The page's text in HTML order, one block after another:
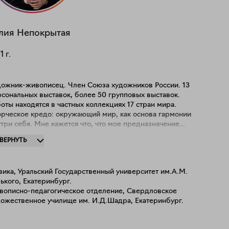
Непокрытая
г.
живописец. Член Союза художников России. 13
выставок, более 50 групповых выставок.
находятся в частных коллекциях 17 стран мира.
кредо: окружающий мир, как основа гармонии
кажется что, что мое предназначение
хрупкого и мимолетного. Я ищу связующие нити
важно погрузиться в глубину своих чувств,
размышлений и снов, добавив к этому
символов и мифов. Создавая новую картину, я хочу,
при первом знакомстве с ней возникало
Уральский Государственный университет им.А.М.
Екатеринбург.
педагогическое отделение, Свердловское
училище им. И.Д.Шадра, Екатеринбург.